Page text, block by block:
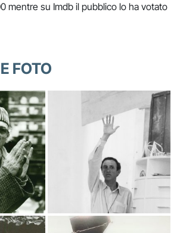
mentre su Imdb il pubblico lo ha votato
FOTO